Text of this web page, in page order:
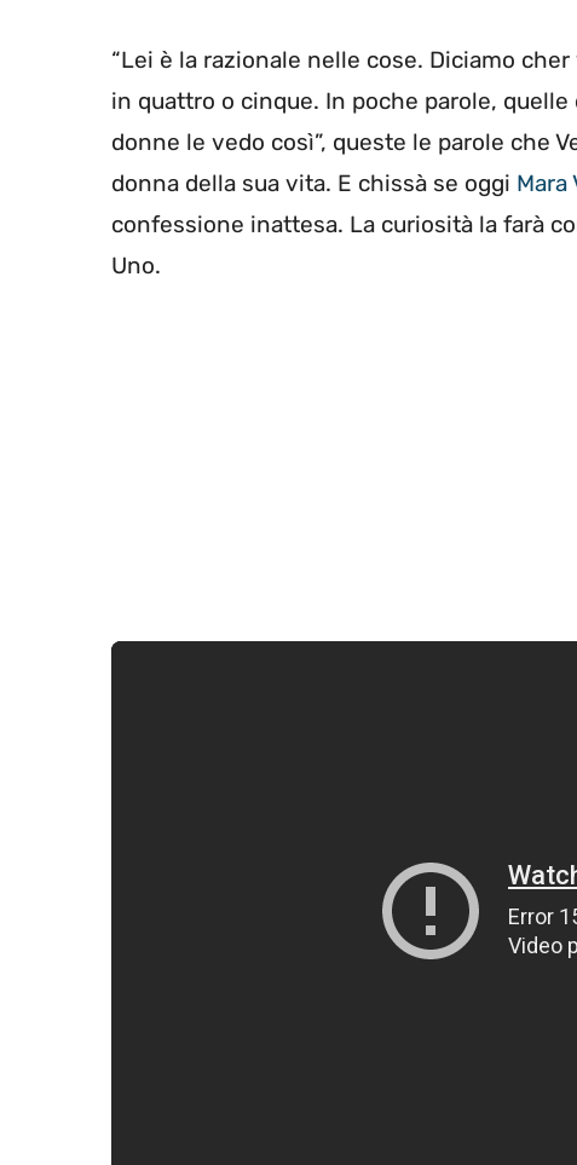
“Lei è la razionale nelle cose. Diciamo
in quattro o cinque. In poche parole,
donne le vedo così”, queste le parole che
donna della sua vita. E chissà se oggi Mara
confessione inattesa. La curiosità la farà
Uno.